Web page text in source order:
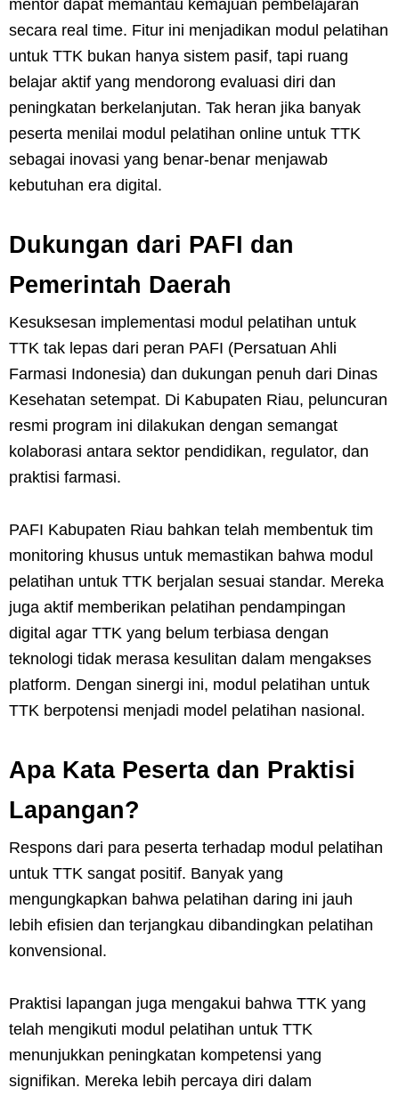
mentor dapat memantau kemajuan pembelajaran
secara real time. Fitur ini menjadikan modul pelatihan
untuk TTK bukan hanya sistem pasif, tapi ruang
belajar aktif yang mendorong evaluasi diri dan
peningkatan berkelanjutan. Tak heran jika banyak
peserta menilai modul pelatihan online untuk TTK
sebagai inovasi yang benar-benar menjawab
kebutuhan era digital.
Dukungan dari PAFI dan
Pemerintah Daerah
Kesuksesan implementasi modul pelatihan untuk
TTK tak lepas dari peran PAFI (Persatuan Ahli
Farmasi Indonesia) dan dukungan penuh dari Dinas
Kesehatan setempat. Di Kabupaten Riau, peluncuran
resmi program ini dilakukan dengan semangat
kolaborasi antara sektor pendidikan, regulator, dan
praktisi farmasi.
PAFI Kabupaten Riau bahkan telah membentuk tim
monitoring khusus untuk memastikan bahwa modul
pelatihan untuk TTK berjalan sesuai standar. Mereka
juga aktif memberikan pelatihan pendampingan
digital agar TTK yang belum terbiasa dengan
teknologi tidak merasa kesulitan dalam mengakses
platform. Dengan sinergi ini, modul pelatihan untuk
TTK berpotensi menjadi model pelatihan nasional.
Apa Kata Peserta dan Praktisi
Lapangan?
Respons dari para peserta terhadap modul pelatihan
untuk TTK sangat positif. Banyak yang
mengungkapkan bahwa pelatihan daring ini jauh
lebih efisien dan terjangkau dibandingkan pelatihan
konvensional.
Praktisi lapangan juga mengakui bahwa TTK yang
telah mengikuti modul pelatihan untuk TTK
menunjukkan peningkatan kompetensi yang
signifikan. Mereka lebih percaya diri dalam